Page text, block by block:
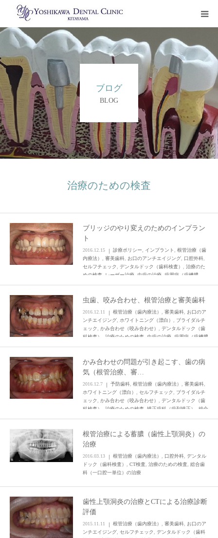
ブログ
BLOG
治療のための検査
ブリッジのやり変えのためのインプラン
ト
2016.12.15 診療ポリシー インプラント
根管治療（歯
内療法）
審美歯科 お口のアンチエイジング 口腔外科
セルフチェック
デンタルドック（歯科検査）
治療のた
めの検査
レーザー治療 虫歯の治療 歯周病（歯槽膿
虫歯、咬み合わせ、根管治療と審美歯科
2016.12.11 根管治療（歯内療法） 審美歯科
お口のア
ンチエイジング
ホワイトニング（漂白）
ブライダルチ
ェック
かみ合わせ（咬み合わせ）
デンタルドック（歯
科検査）
治療のための検査 虫歯の治療 歯周病（歯槽膿
かみ合わせの問題が引き起こす、歯の病
気（根管治療、審…
2016.12.7 予防歯科, 根管治療（歯内療法） , 審美歯科,
ホワイトニング（漂白） , セルフチェック, ブライダルチ
ェック, かみ合わせ（咬み合わせ） , デンタルドック（歯
科検査）
治療のための検査 矯正歯科（歯列矯正）
総合
根管治療による蓄膿（歯性上顎洞炎）の
治療
2016.03.13 根管治療（歯内療法） , 口腔外科, デンタル
ドック（歯科検査） , CT検査, 治療のための検査, 総合歯
科（一口腔一単位）の治療
歯性上顎洞炎の治療とCTによる治療診断
評価
2015.11.11 根管治療（歯内療法） , 審美歯科, お口のア
ンチエイジング, セルフチェック, デンタルドック（歯科
トップページ
治療について
診療科目
クリニック案内
ご予約・お問い合わせ